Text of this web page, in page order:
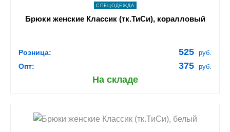
СПЕЦОДЕЖДА
Брюки женские Классик (тк.ТиСи), коралловый
Розница: 525 руб.
Опт: 375 руб.
На складе
shopping_cart В КОРЗИНУ